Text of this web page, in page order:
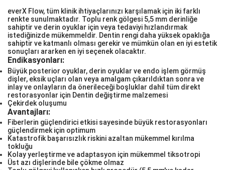
everX Flow, tüm klinik ihtiyaçlarınızı karşılamak için iki farklı
renkte sunulmaktadır. Toplu renk gölgesi 5,5 mm derinliğe
sahiptir ve derin oyuklar için veya tedaviyi hızlandırmak
istediğinizde mükemmeldir. Dentin rengi daha yüksek opaklığa
sahiptir ve katmanlı olması gerekir ve mümkün olan en iyi estetik
sonuçları ararken en iyi seçenek olacaktır.
Endikasyonları:
Büyük posterior oyuklar, derin oyuklar ve endo işlem görmüş
dişler, eksik uçları olan veya amalgam çıkarıldıktan sonra ve
inlay ve onlayların da önerileceği boşluklar dahil tüm direkt
restorasyonlar için Dentin değiştirme malzemesi
Çekirdek oluşumu
Avantajları:
Fiberlerin güçlendirici etkisi sayesinde büyük restorasyonları
güçlendirmek için optimum
Katastrofik başarısızlık riskini azaltan mükemmel kırılma
tokluğu
Kolay yerleştirme ve adaptasyon için mükemmel tiksotropi
Üst azı dişlerinde bile çökme olmaz